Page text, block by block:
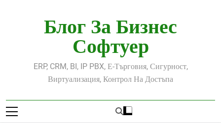
Блог За Бизнес
Софтуер
ERP, CRM, BI, IP PBX, Е-Търговия, Сигурност,
Виртуализация, Контрол На Достъпа